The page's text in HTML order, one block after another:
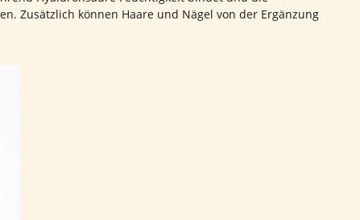
Zusätzlich können Haare und Nägel von der Ergänzung